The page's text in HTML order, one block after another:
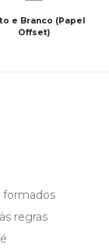
e Branco (Papel
Offset)
formados
regras